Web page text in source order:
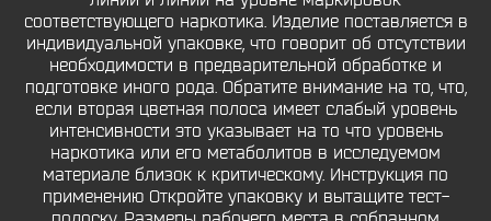
соответствующего наркотика. Изделие поставляется в
индивидуальной упаковке, что говорит об отсутствии
необходимости в предварительной обработке и
подготовке иного рода. Обратите внимание на то, что,
если вторая цветная полоса имеет слабый уровень
интенсивности это указывает на то что уровень
наркотика или его метаболитов в исследуемом
материале близок к критическому. Инструкция по
применению Откройте упаковку и вытащите тест-